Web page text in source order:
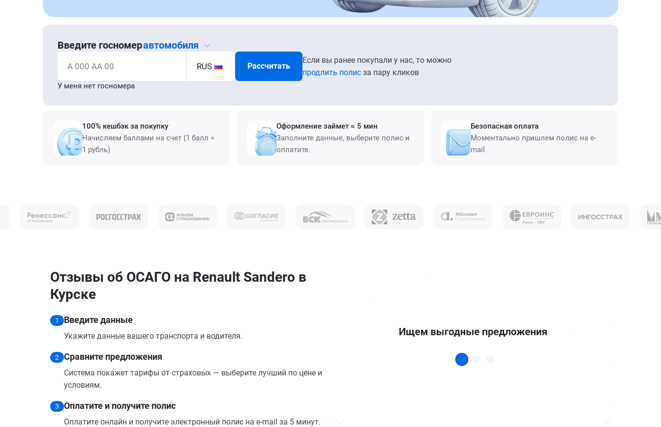
Введите госномеравтомобиля
А 000 АА 00 RUS Рассчитать
Если вы ранее покупали у нас, то можно
продлить полис за пару кликов
У меня нет госномера
100% кешбэк за покупку
Начисляем баллами на счет (1 балл =
1 рубль)
Оформление займет ≈ 5 мин
Заполните данные, выберите полис и
оплатите.
Безопасная оплата
Моментально пришлем полис на e-
mail
Отзывы об ОСАГО на Renault Sandero в
Курске
1 Введите данные
Укажите данные вашего транспорта и водителя.
2 Сравните предложения
Система покажет тарифы от страховых — выберите лучший по цене и
условиям.
3 Оплатите и получите полис
Оплатите онлайн и получите электронный полис на e-mail за 5 минут.